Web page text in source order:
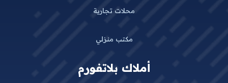
محلات تجارية
مكتب منزلي
أملاك بلاتفورم